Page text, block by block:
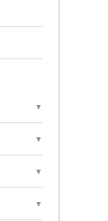
▼
▼
▼
▼